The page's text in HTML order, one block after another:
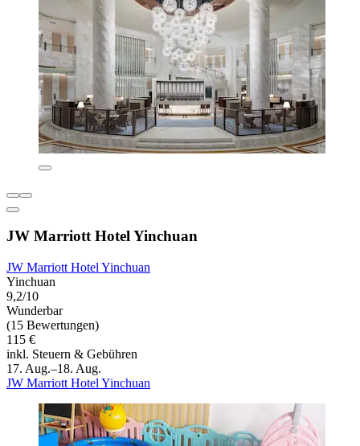
JW Marriott Hotel Yinchuan
JW Marriott Hotel Yinchuan
Yinchuan
9,2/10
Wunderbar
(15 Bewertungen)
115 €
inkl. Steuern & Gebühren
17. Aug.–18. Aug.
JW Marriott Hotel Yinchuan